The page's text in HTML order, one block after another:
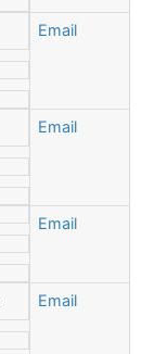
Email
Email
Email
Email